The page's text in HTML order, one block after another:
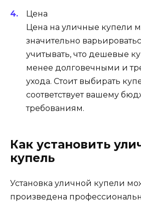
Цена
Цена на уличные купели
значительно
учитывать, что дешевые
менее долговечными и
ухода. Стоит выбирать
соответствует вашему
требованиям.
Как установить
купель
Установка уличной купели
произведена